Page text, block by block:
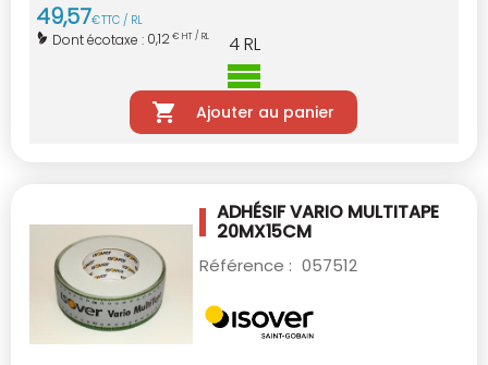
49,57€TTC / RL
Dont écotaxe : 0,12€ HT / RL 4RL
Ajouter au panier
ADHÉSIF VARIO MULTITAPE
20MX15CM
Référence : 057512